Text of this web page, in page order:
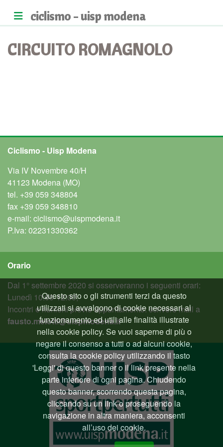
ciclismo - uisp modena
CIRCUITO ROMAGNOLO
Ciclismo - Uisp Modena
Via IV Novembre 40/H
41123 Modena (MO)
tel. +39 059 348804
fax +39 059 348810
e-mail: ciclismo@uispmodena.it
P.Iva: 02231330362
Orario
Dal 1° settembre 2020 si osserveranno i seguenti orari:
Lunedì 10:00-12:00;
Incontri e riunioni previo appuntamento: scrivere mail a
fausto.melotti@uispmodena.it
Questo sito o gli strumenti terzi da questo
utilizzati si avvalgono di cookie necessari al
funzionamento ed utili alle finalità illustrate
nella cookie policy. Se vuoi saperne di più o
negare il consenso a tutti o ad alcuni cookie,
consulta la cookie policy utilizzando il tasto
'Leggi' di questo banner o il link presente nella
parte inferiore di ogni pagina. Chiudendo
questo banner, scorrendo questa pagina,
cliccando su un link o proseguendo la
navigazione in altra maniera, acconsenti
all’uso dei cookie.